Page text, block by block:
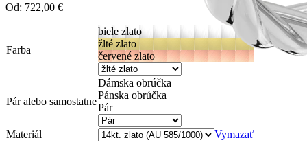
Od: 722,00 €
Farba
biele zlato
žlté zlato
červené zlato
Pár alebo samostatne
Dámska obrúčka
Pánska obrúčka
Pár
Materiál Vymazať